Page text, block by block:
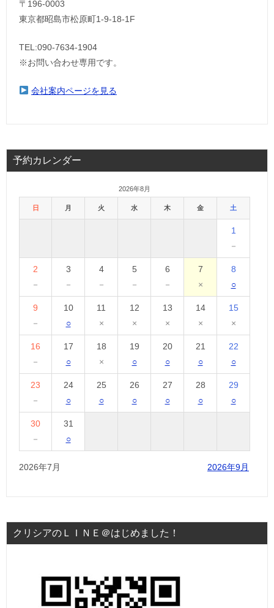
〒196-0003
東京都昭島市松原町1-9‐18‐1F
TEL:090-7634-1904
※お問い合わせ専用です。
会社案内ページを見る
予約カレンダー
2026年8月
日 月 火 水 木 金 土
1
－
2
－
3
－
4
－
5
－
6
－
7
×
8
○
9
－
10
○
11
×
12
×
13
×
14
×
15
×
16
－
17
○
18
×
19
○
20
○
21
○
22
○
23
－
24
○
25
○
26
○
27
○
28
○
29
○
30
－
31
○
2026年7月 2026年9月
クリシアのＬＩＮＥ＠はじめました！